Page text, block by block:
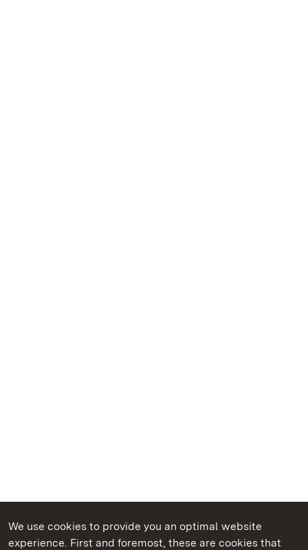
We use cookies to provide you an optimal website
experience. First and foremost, these are cookies that